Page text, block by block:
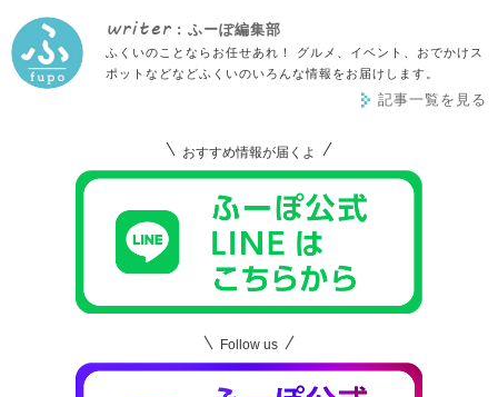
writer : ふーぽ編集部
ふくいのことならお任せあれ！ グルメ、イベント、おでかけス
ポットなどなどふくいのいろんな情報をお届けします。
記事一覧を見る
おすすめ情報が届くよ
Follow us